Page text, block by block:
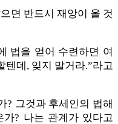
면 반드시 재앙이 올 것
법을 얻어 수련하면 여
텐데, 잊지 말거라.”라고
? 그것과 후세인의 법해
? 나는 관계가 있다고